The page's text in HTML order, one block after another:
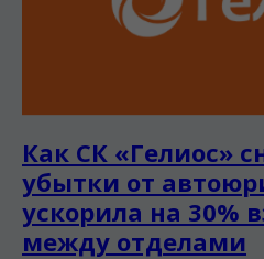
Как СК «Гелиос»
убытки от
ускорила на 30%
между отделами